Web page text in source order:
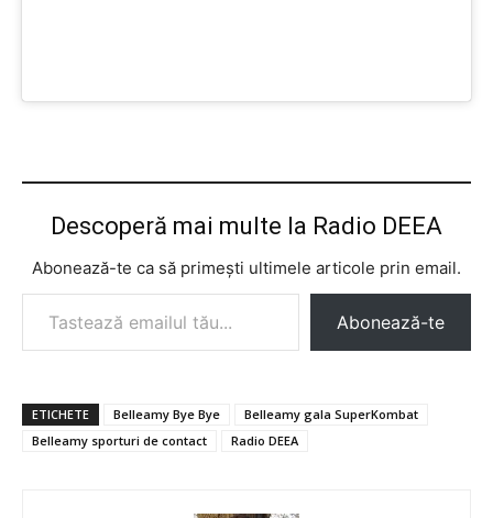
Descoperă mai multe la Radio DEEA
Abonează-te ca să primești ultimele articole prin email.
Tastează emailul tău...
Abonează-te
ETICHETE Belleamy Bye Bye
Belleamy gala SuperKombat
Belleamy sporturi de contact
Radio DEEA